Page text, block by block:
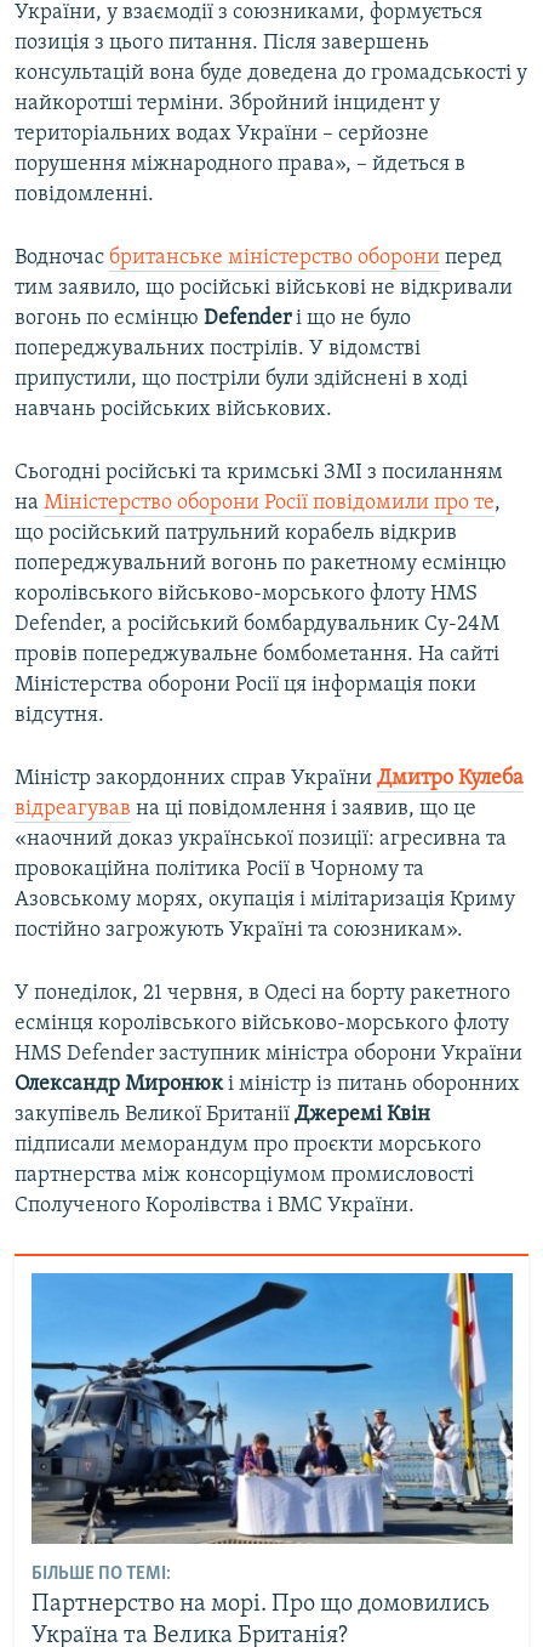
України, у взаємодії з союзниками, формується
позиція з цього питання. Після завершень
консультацій вона буде доведена до громадськості у
найкоротші терміни. Збройний інцидент у
територіальних водах України – серйозне
порушення міжнародного права», – йдеться в
повідомленні.
Водночас британське міністерство оборони перед
тим заявило, що російські військові не відкривали
вогонь по есмінцю Defenderі що не було
попереджувальних пострілів. У відомстві
припустили, що постріли були здійснені в ході
навчань російських військових.
Сьогодні російські та кримські ЗМІ з посиланням
на Міністерство оборони Росії повідомили про те,
що російський патрульний корабель відкрив
попереджувальний вогонь по ракетному есмінцю
королівського військово-морського флоту HMS
Defender, а російський бомбардувальник Су-24М
провів попереджувальне бомбометання. На сайті
Міністерства оборони Росії ця інформація поки
відсутня.
Міністр закордонних справ України Дмитро Кулеба
відреагував на ці повідомлення і заявив, що це
«наочний доказ української позиції: агресивна та
провокаційна політика Росії в Чорному та
Азовському морях, окупація і мілітаризація Криму
постійно загрожують Україні та союзникам».
У понеділок, 21 червня, в Одесі на борту ракетного
есмінця королівського військово-морського флоту
HMS Defender заступник міністра оборони України
Олександр Миронюкі міністр із питань оборонних
закупівель Великої Британії Джеремі Квін
підписали меморандум про проєкти морського
партнерства між консорціумом промисловості
Сполученого Королівства і ВМС України.
БІЛЬШЕ ПО ТЕМІ:
Партнерство на морі. Про що домовились
Україна та Велика Британія?